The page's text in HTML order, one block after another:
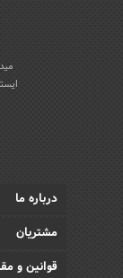
درباره ما
مشتریان
قوانین و